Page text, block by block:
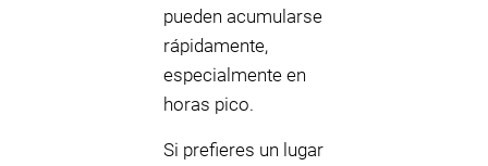
pueden acumularse
rápidamente,
especialmente en
horas pico.
Si prefieres un lugar